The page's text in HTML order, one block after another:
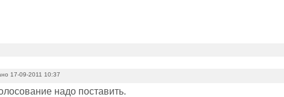
17-09-2011 10:37
надо поставить.